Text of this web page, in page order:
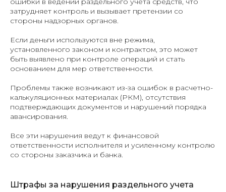
затрудняет контроль и вызывает претензии со
стороны надзорных органов.
Если деньги используются вне режима,
установленного законом и контрактом, это может
быть выявлено при контроле операций и стать
основанием для мер ответственности.
Проблемы также возникают из-за ошибок в расчетно-
калькуляционных материалах (РКМ), отсутствия
подтверждающих документов и нарушений порядка
авансирования.
Все эти нарушения ведут к финансовой
ответственности исполнителя и усиленному контролю
со стороны заказчика и банка.
Штрафы за нарушения раздельного учета